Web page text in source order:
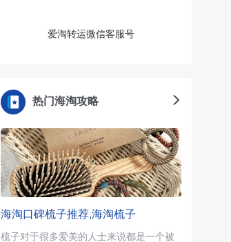
爱淘转运微信客服号
热门海淘攻略
海淘口碑梳子推荐,海淘梳子
梳子对于很多爱美的人士来说都是一个被